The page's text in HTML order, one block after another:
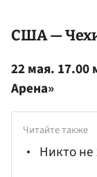
США —
22 мая.
Арена»
Читайте также
Никто не